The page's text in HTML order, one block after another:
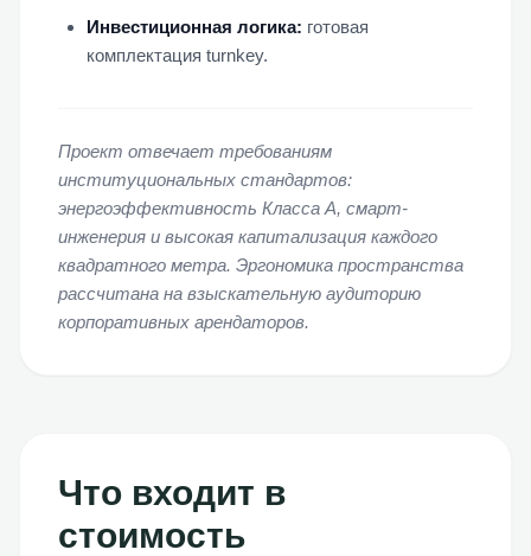
Инвестиционная логика: готовая
комплектация turnkey.
Проект отвечает требованиям
институциональных стандартов:
энергоэффективность Класса А, смарт-
инженерия и высокая капитализация каждого
квадратного метра. Эргономика пространства
рассчитана на взыскательную аудиторию
корпоративных арендаторов.
Что входит в
стоимость